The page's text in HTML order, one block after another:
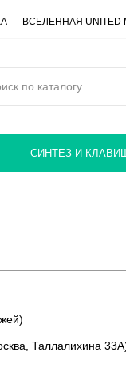
ВСЕЛЕННАЯ UNITED
СИНТЕЗ И
Таллалихина